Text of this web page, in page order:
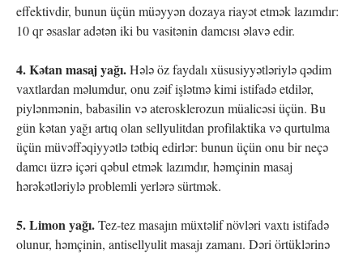
effektivdir, bunun üçün müəyyən dozaya riayət etmək lazımdır:
10 qr əsaslar adətən iki bu vasitənin damcısı əlavə edir.
4. Kətan masaj yağı.Hələ öz faydalı xüsusiyyətləriylə qədim
vaxtlardan məlumdur, onu zəif işlətmə kimi istifadə etdilər,
piylənmənin, babasilin və aterosklerozun müalicəsi üçün. Bu
gün kətan yağı artıq olan sellyulitdan profilaktika və qurtulma
üçün müvəffəqiyyətlə tətbiq edirlər: bunun üçün onu bir neçə
damcı üzrə içəri qəbul etmək lazımdır, həmçinin masaj
hərəkətləriylə problemli yerlərə sürtmək.
5. Limon yağı.Tez-tez masajın müxtəlif növləri vaxtı istifadə
olunur, həmçinin, antisellyulit masajı zamanı. Dəri örtüklərinə